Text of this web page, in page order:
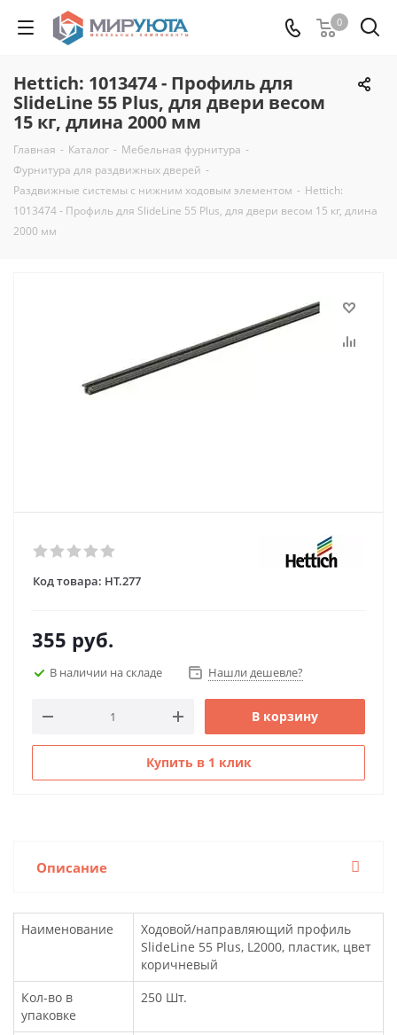
0
Hettich: 1013474 - Профиль для
SlideLine 55 Plus, для двери весом
15 кг, длина 2000 мм
Главная - Каталог - Мебельная фурнитура -
Фурнитура для раздвижных дверей -
Раздвижные системы с нижним ходовым элементом - Hettich:
1013474 - Профиль для SlideLine 55 Plus, для двери весом 15 кг, длина
2000 мм
Код товара: HT.277
355 руб.
В наличии на складе Нашли дешевле?
В корзину
Купить в 1 клик
Описание
Наименование
Ходовой/направляющий профиль
SlideLine 55 Plus, L2000, пластик, цвет
коричневый
Кол-во в
упаковке
250 Шт.